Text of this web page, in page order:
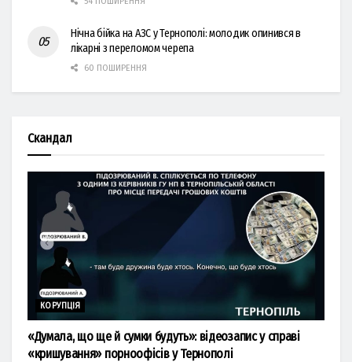
Нічна бійка на АЗС у Тернополі: молодик опинився в
лікарні з переломом черепа
60 ПОШИРЕННЯ
Скандал
КОРУПЦІЯ
«Думала, що ще й сумки будуть»: відеозапис у справі
«кришування» порноофісів у Тернополі